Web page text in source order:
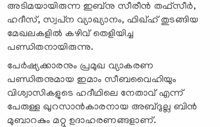
അടിമയായിരുന്ന ഇബ്‌നു സീരീന്‍ തഫ്‌സീര്‍,
ഹദീസ്, സ്വപ്‌ന വ്യാഖ്യാനം, ഫിഖ്ഹ് തുടങ്ങിയ
മേഖലകളില്‍ കഴിവ് തെളിയിച്ച
പണ്ഡിതനായിരുന്നു.
പേർഷ്യക്കാരനും പ്രമുഖ വ്യാകരണ
പണ്ഡിതനുമായ ഇമാം സീബവൈഹിയും
വിശ്വാസികളുടെ ഹദീഥിലെ നേതാവ് എന്ന്
പേരുള്ള ഖുറസാൻകാരനായ അബ്ദുല്ല ബിൻ
മുബാറകും മറ്റു ഉദാഹരണങ്ങളാണ്.